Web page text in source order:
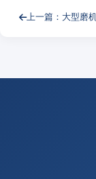
上一篇：大型磨